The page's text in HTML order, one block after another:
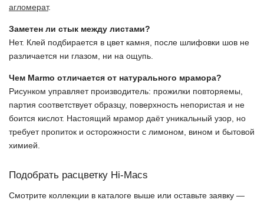
агломерат.
Заметен ли стык между листами?
Нет. Клей подбирается в цвет камня, после шлифовки шов не
различается ни глазом, ни на ощупь.
Чем Marmo отличается от натурального мрамора?
Рисунком управляет производитель: прожилки повторяемы,
партия соответствует образцу, поверхность непористая и не
боится кислот. Настоящий мрамор даёт уникальный узор, но
требует пропиток и осторожности с лимоном, вином и бытовой
химией.
Подобрать расцветку Hi-Macs
Смотрите коллекции в каталоге выше или оставьте заявку —